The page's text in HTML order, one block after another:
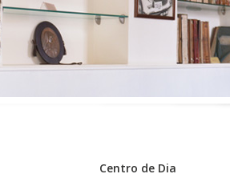
Centro de Dia